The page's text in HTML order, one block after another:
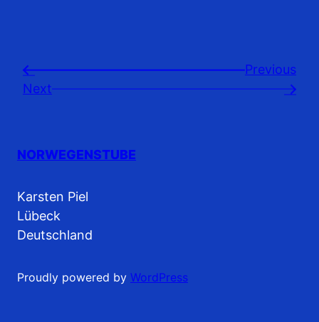
←
Previousㅤ
Next
→
NORWEGENSTUBE
Karsten Piel
Lübeck
Deutschland
Proudly powered by WordPress